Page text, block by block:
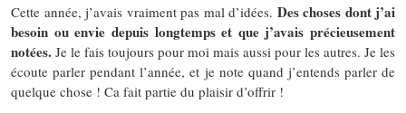
Cette année, j’avais vraiment pas mal d’idées. Des choses dont j’ai
besoin ou envie depuis longtemps et que j’avais précieusement
notées. Je le fais toujours pour moi mais aussi pour les autres. Je les
écoute parler pendant l’année, et je note quand j’entends parler de
quelque chose ! Ca fait partie du plaisir d’offrir !